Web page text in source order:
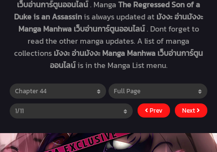
เว็บอ่านการ์ตูนออนไลน์. Manga The Regressed Son of a
Duke is an Assassinis always updated at มังงะ อ่านมังงะ
Manga Manhwa เว็บอ่านการ์ตูนออนไลน์. Dont forget to
read the other manga updates. A list of manga
collections มังงะ อ่านมังงะ Manga Manhwa เว็บอ่านการ์ตูน
ออนไลน์is in the Manga List menu.
Prev Next